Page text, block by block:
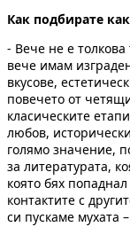
Как подбирате
- Вече не е
вече имам
вкусове,
повечето от
класическите
любов,
голямо значение,
за литературата,
която бях
контактите с
си пускаме мухата